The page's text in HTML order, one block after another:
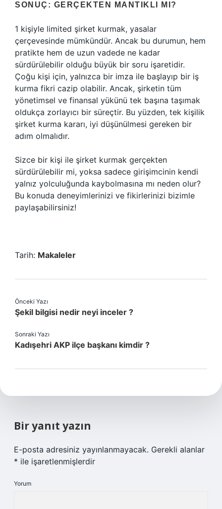
SONUÇ: GERÇEKTEN MANTIKLI MI?
1 kişiyle limited şirket kurmak, yasalar
çerçevesinde mümkündür. Ancak bu durumun, hem
pratikte hem de uzun vadede ne kadar
sürdürülebilir olduğu büyük bir soru işaretidir.
Çoğu kişi için, yalnızca bir imza ile başlayıp bir iş
kurma fikri cazip olabilir. Ancak, şirketin tüm
yönetimsel ve finansal yükünü tek başına taşımak
oldukça zorlayıcı bir süreçtir. Bu yüzden, tek kişilik
şirket kurma kararı, iyi düşünülmesi gereken bir
adım olmalıdır.
Sizce bir kişi ile şirket kurmak gerçekten
sürdürülebilir mi, yoksa sadece girişimcinin kendi
yalnız yolculuğunda kaybolmasına mı neden olur?
Bu konuda deneyimlerinizi ve fikirlerinizi bizimle
paylaşabilirsiniz!
Tarih: Makaleler
Önceki Yazı
Şekil bilgisi nedir neyi inceler ?
Sonraki Yazı
Kadışehri AKP ilçe başkanı kimdir ?
Bir yanıt yazın
E-posta adresiniz yayınlanmayacak. Gerekli alanlar
* ile işaretlenmişlerdir
Yorum